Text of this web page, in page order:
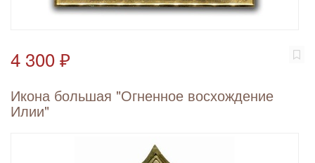
4 300 ₽
Икона большая "Огненное восхождение
Илии"